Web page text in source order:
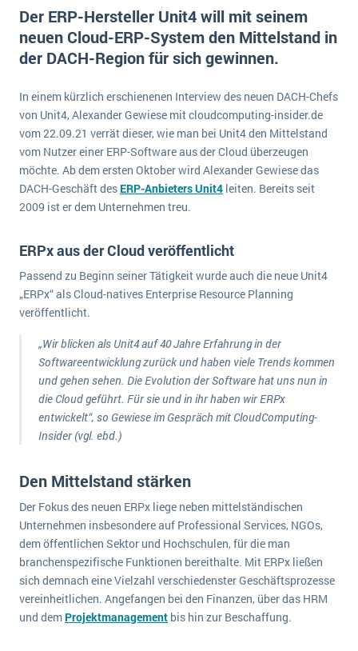
Suche
Vergleich
Einführung
Schulung
Auswertung
Service und Wartung
E-commerce
Einzelhandel
Finanzen
Handel
Handwerk
Health Care
IKT
Installation
Medien
NGO
Lebensmittelindustrie
Logistik
Produktion
Immobilien
Services
Versorgung
5 Funktionen einer ERP-Software für Konzerne
Was ist Data Mining? - Ein Leitfaden für Unternehmen
Mehr über ERP-Software
ERP Wissenszentrum
Ein WMS implementieren: Das sind die 6
wichtigsten Punkte, die es zu beachten gilt
Service Level Agreements (SLA) und ERP: Was muss man wissen?
ERP-Software für Abfallentsorger
Digitale Arbeitsaufträge in Ihrem ERP- oder FSM-System: clever und effizient
MEHR ÜBER ERP-SOFTWARE
ERP News
Offene Stellen bei ERP-Lieferanten
Über uns
Impressum
Kontakt
Der ERP-Hersteller Unit4 will mit seinem
neuen Cloud-ERP-System den Mittelstand in
der DACH-Region für sich gewinnen.
In einem kürzlich erschienenen Interview des neuen DACH-Chefs
von Unit4, Alexander Gewiese mit cloudcomputing-insider.de
vom 22.09.21 verrät dieser, wie man bei Unit4 den Mittelstand
vom Nutzer einer ERP-Software aus der Cloud überzeugen
möchte. Ab dem ersten Oktober wird Alexander Gewiese das
DACH-Geschäft des ERP-Anbieters Unit4 leiten. Bereits seit
2009 ist er dem Unternehmen treu.
ERPx aus der Cloud veröffentlicht
Passend zu Beginn seiner Tätigkeit wurde auch die neue Unit4
„ERPx“ als Cloud-natives Enterprise Resource Planning
veröffentlicht.
„Wir blicken als Unit4 auf 40 Jahre Erfahrung in der
Softwareentwicklung zurück und haben viele Trends kommen
und gehen sehen. Die Evolution der Software hat uns nun in
die Cloud geführt. Für sie und in ihr haben wir ERPx
entwickelt“, so Gewiese im Gespräch mit CloudComputing-
Insider (vgl. ebd.)
Den Mittelstand stärken
Der Fokus des neuen ERPx liege neben mittelständischen
Unternehmen insbesondere auf Professional Services, NGOs,
dem öffentlichen Sektor und Hochschulen, für die man
branchenspezifische Funktionen bereithalte. Mit ERPx ließen
sich demnach eine Vielzahl verschiedenster Geschäftsprozesse
vereinheitlichen. Angefangen bei den Finanzen, über das HRM
und dem Projektmanagement bis hin zur Beschaffung.